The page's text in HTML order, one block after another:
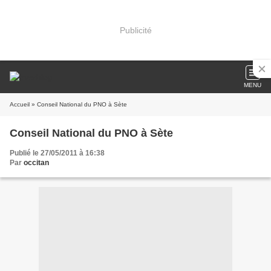
Publicité
MENU
Accueil » Conseil National du PNO à Sète
Conseil National du PNO à Sète
Publié le 27/05/2011 à 16:38
Par occitan